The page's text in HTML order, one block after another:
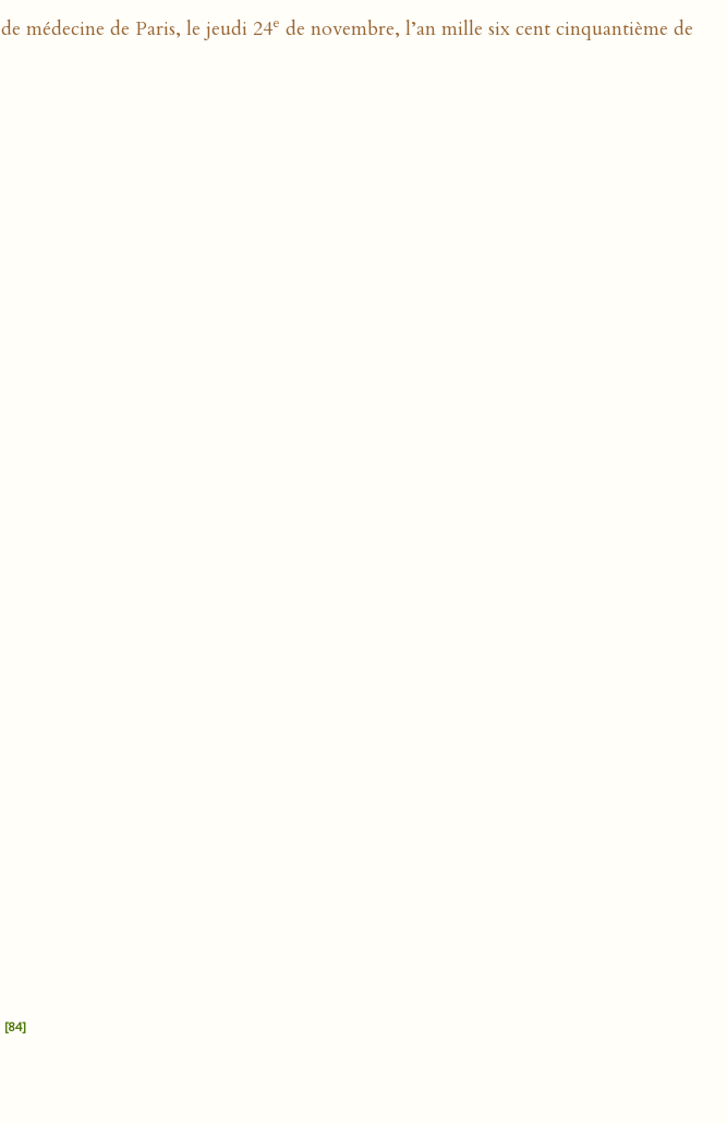
de médecine de Paris, le jeudi 24e de novembre, l’an mille six cent cinquantième de
[84]